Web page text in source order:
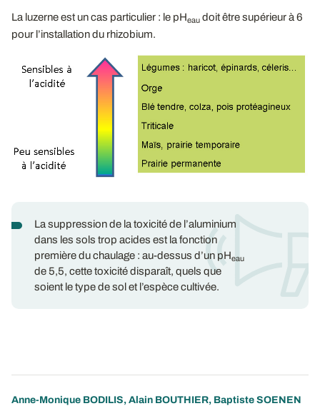
La luzerne est un cas particulier : le pHeau doit être supérieur à 6
pour l’installation du rhizobium.
La suppression de la toxicité de l’aluminium
dans les sols trop acides est la fonction
première du chaulage : au-dessus d’un pHeau
de 5,5, cette toxicité disparaît, quels que
soient le type de sol et l’espèce cultivée.
Anne-Monique BODILIS, Alain BOUTHIER, Baptiste SOENEN